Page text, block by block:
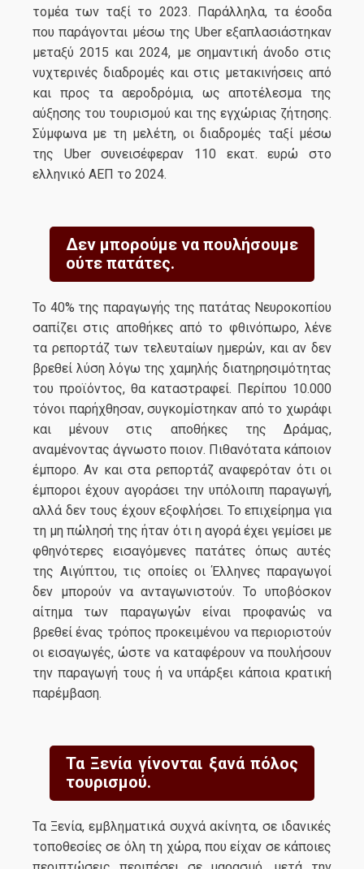
τομέα των ταξί το 2023. Παράλληλα, τα έσοδα
που παράγονται μέσω της Uber εξαπλασιάστηκαν
μεταξύ 2015 και 2024, με σημαντική άνοδο στις
νυχτερινές διαδρομές και στις μετακινήσεις από
και προς τα αεροδρόμια, ως αποτέλεσμα της
αύξησης του τουρισμού και της εγχώριας ζήτησης.
Σύμφωνα με τη μελέτη, οι διαδρομές ταξί μέσω
της Uber συνεισέφεραν 110 εκατ. ευρώ στο
ελληνικό ΑΕΠ το 2024.
Δεν μπορούμε να πουλήσουμε
ούτε πατάτες.
Το 40% της παραγωγής της πατάτας Νευροκοπίου
σαπίζει στις αποθήκες από το φθινόπωρο, λένε
τα ρεπορτάζ των τελευταίων ημερών, και αν δεν
βρεθεί λύση λόγω της χαμηλής διατηρησιμότητας
του προϊόντος, θα καταστραφεί. Περίπου 10.000
τόνοι παρήχθησαν, συγκομίστηκαν από το χωράφι
και μένουν στις αποθήκες της Δράμας,
αναμένοντας άγνωστο ποιον. Πιθανότατα κάποιον
έμπορο. Αν και στα ρεπορτάζ αναφερόταν ότι οι
έμποροι έχουν αγοράσει την υπόλοιπη παραγωγή,
αλλά δεν τους έχουν εξοφλήσει. Το επιχείρημα για
τη μη πώλησή της ήταν ότι η αγορά έχει γεμίσει με
φθηνότερες εισαγόμενες πατάτες όπως αυτές
της Αιγύπτου, τις οποίες οι Έλληνες παραγωγοί
δεν μπορούν να ανταγωνιστούν. Το υποβόσκον
αίτημα των παραγωγών είναι προφανώς να
βρεθεί ένας τρόπος προκειμένου να περιοριστούν
οι εισαγωγές, ώστε να καταφέρουν να πουλήσουν
την παραγωγή τους ή να υπάρξει κάποια κρατική
παρέμβαση.
Τα Ξενία γίνονται ξανά πόλος
τουρισμού.
Τα Ξενία, εμβληματικά συχνά ακίνητα, σε ιδανικές
τοποθεσίες σε όλη τη χώρα, που είχαν σε κάποιες